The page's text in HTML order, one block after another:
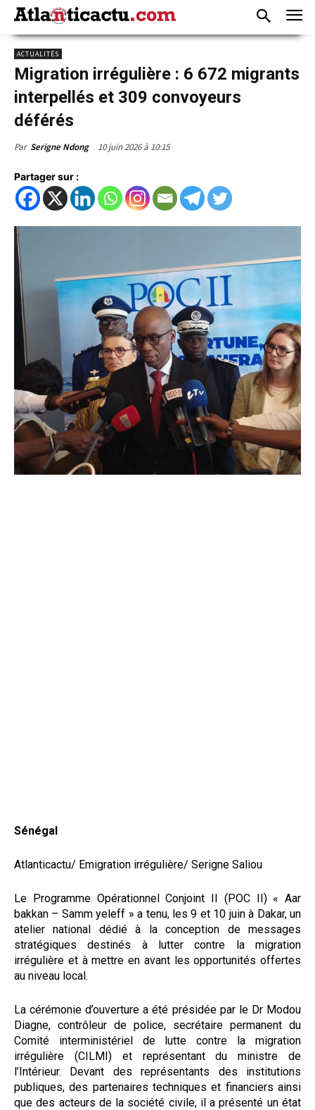
ACTUALITÉS
Migration irrégulière : 6 672 migrants
interpellés et 309 convoyeurs
déférés
Par Serigne Ndong 10 juin 2026 à 10:15
Partager sur :
Sénégal
Atlanticactu/ Emigration irrégulière/ Serigne Saliou
Le Programme Opérationnel Conjoint II (POC II) « Aar
bakkan – Samm yeleff » a tenu, les 9 et 10 juin à Dakar, un
atelier national dédié à la conception de messages
stratégiques destinés à lutter contre la migration
irrégulière et à mettre en avant les opportunités offertes
au niveau local.
La cérémonie d’ouverture a été présidée par le Dr Modou
Diagne, contrôleur de police, secrétaire permanent du
Comité interministériel de lutte contre la migration
irrégulière (CILMI) et représentant du ministre de
l’Intérieur. Devant des représentants des institutions
publiques, des partenaires techniques et financiers ainsi
que des acteurs de la société civile, il a présenté un état